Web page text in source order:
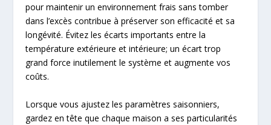
pour maintenir un environnement frais sans tomber
dans l’excès contribue à préserver son efficacité et sa
longévité. Évitez les écarts importants entre la
température extérieure et intérieure; un écart trop
grand force inutilement le système et augmente vos
coûts.
Lorsque vous ajustez les paramètres saisonniers,
gardez en tête que chaque maison a ses particularités